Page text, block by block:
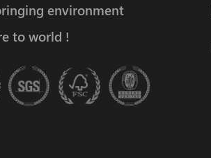
environment
to world !